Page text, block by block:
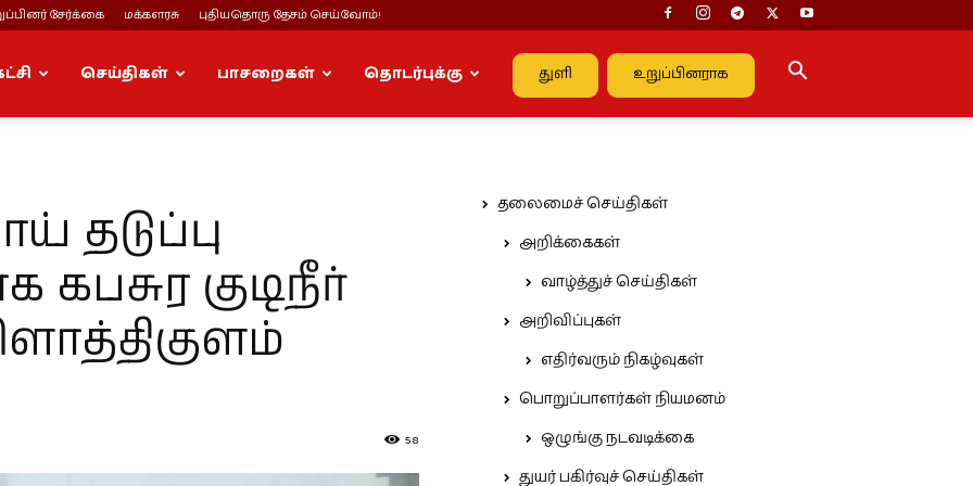
சேர்க்கை மக்களரசு புதியதொரு தேசம் செய்வோம்!
துளி உறுப்பினராக
செய்திகள் பாசறைகள் தொடர்புக்கு
குடிநீர்
58
தலைமைச் செய்திகள்
அறிக்கைகள்
வாழ்த்துச் செய்திகள்
அறிவிப்புகள்
எதிர்வரும் நிகழ்வுகள்
பொறுப்பாளர்கள் நியமனம்
ஒழுங்கு நடவடிக்கை
துயர் பகிர்வுச் செய்திகள்